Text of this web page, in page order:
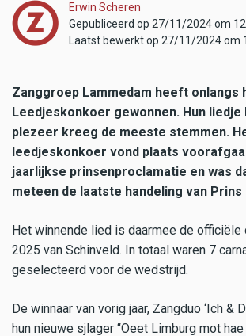
Erwin Scheren
Gepubliceerd op 27/11/2024 om
Laatst bewerkt op 27/11/2024 om
Zanggroep Lammedam heeft onlangs
Leedjeskonkoer gewonnen. Hun liedje
plezeer kreeg de meeste stemmen.
leedjeskonkoer vond plaats
jaarlijkse prinsenproclamatie en was
meteen de laatste handeling van Prins
Het winnende lied is daarmee de officiële
2025 van Schinveld. In totaal waren 7
geselecteerd voor de wedstrijd.
De winnaar van vorig jaar, Zangduo ‘Ich &
hun nieuwe sjlager “Oeet Limburg mot